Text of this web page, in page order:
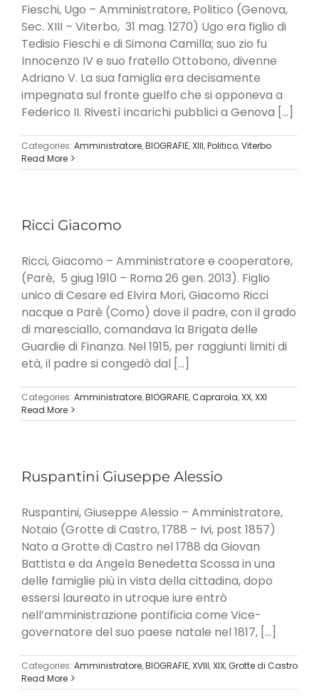
Fieschi, Ugo – Amministratore, Politico (Genova,
Sec. XIII – Viterbo, 31 mag. 1270) Ugo era figlio di
Tedisio Fieschi e di Simona Camilla; suo zio fu
Innocenzo IV e suo fratello Ottobono, divenne
Adriano V. La sua famiglia era decisamente
impegnata sul fronte guelfo che si opponeva a
Federico II. Rivestì incarichi pubblici a Genova [...]
Categories: Amministratore,BIOGRAFIE,XIII,Politico,Viterbo
Read More
Ricci Giacomo
Ricci, Giacomo – Amministratore e cooperatore,
(Parè, 5 giug 1910 – Roma 26 gen. 2013). Figlio
unico di Cesare ed Elvira Mori, Giacomo Ricci
nacque a Parè (Como) dove il padre, con il grado
di maresciallo, comandava la Brigata delle
Guardie di Finanza. Nel 1915, per raggiunti limiti di
età, il padre si congedò dal [...]
Categories: Amministratore,BIOGRAFIE,Caprarola,XX,XXI
Read More
Ruspantini Giuseppe Alessio
Ruspantini, Giuseppe Alessio – Amministratore,
Notaio (Grotte di Castro, 1788 – Ivi, post 1857)
Nato a Grotte di Castro nel 1788 da Giovan
Battista e da Angela Benedetta Scossa in una
delle famiglie più in vista della cittadina, dopo
essersi laureato in utroque iure entrò
nell’amministrazione pontificia come Vice-
governatore del suo paese natale nel 1817, [...]
Categories: Amministratore,BIOGRAFIE,XVIII,XIX,Grotte di Castro
Read More